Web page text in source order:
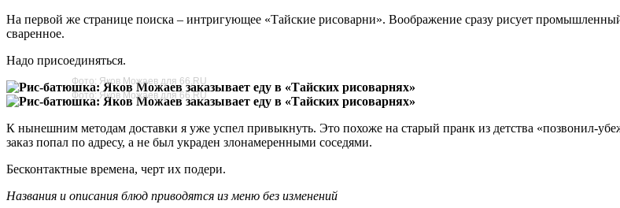
На первой же странице поиска – интригующее «Тайские рисоварни». Воображение сразу рисует
сваренное.
Надо присоединяться.
Фото: Яков Можаев для 66.RU
Фото: Яков Можаев для 66.RU
К нынешним методам доставки я уже успел привыкнуть. Это похоже на старый пранк из детства «позвонил-
заказ попал по адресу, а не был украден злонамеренными соседями.
Бесконтактные времена, черт их подери.
Названия и описания блюд приводятся из меню без изменений